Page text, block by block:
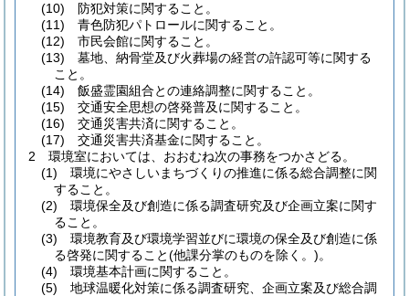
(10)
防犯対策に関すること。
(11)
青色防犯パトロールに関すること。
(12)
市民会館に関すること。
(13)
墓地、納骨堂及び火葬場の経営の許認可等に関する
こと。
(14)
飯盛霊園組合との連絡調整に関すること。
(15)
交通安全思想の啓発普及に関すること。
(16)
交通災害共済に関すること。
(17)
交通災害共済基金に関すること。
2
環境室においては、おおむね次の事務をつかさどる。
(1)
環境にやさしいまちづくりの推進に係る総合調整に関
すること。
(2)
環境保全及び創造に係る調査研究及び企画立案に関す
ること。
(3)
環境教育及び環境学習並びに環境の保全及び創造に係
る啓発に関すること(他課分掌のものを除く。)。
(4)
環境基本計画に関すること。
(5)
地球温暖化対策に係る調査研究、企画立案及び総合調